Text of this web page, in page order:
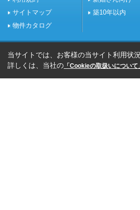
サイトマップ
物件カタログ
築10年以内
当サイトでは、お客様の当サイト利用状
詳しくは、当社の 「Cookieの取扱いについて